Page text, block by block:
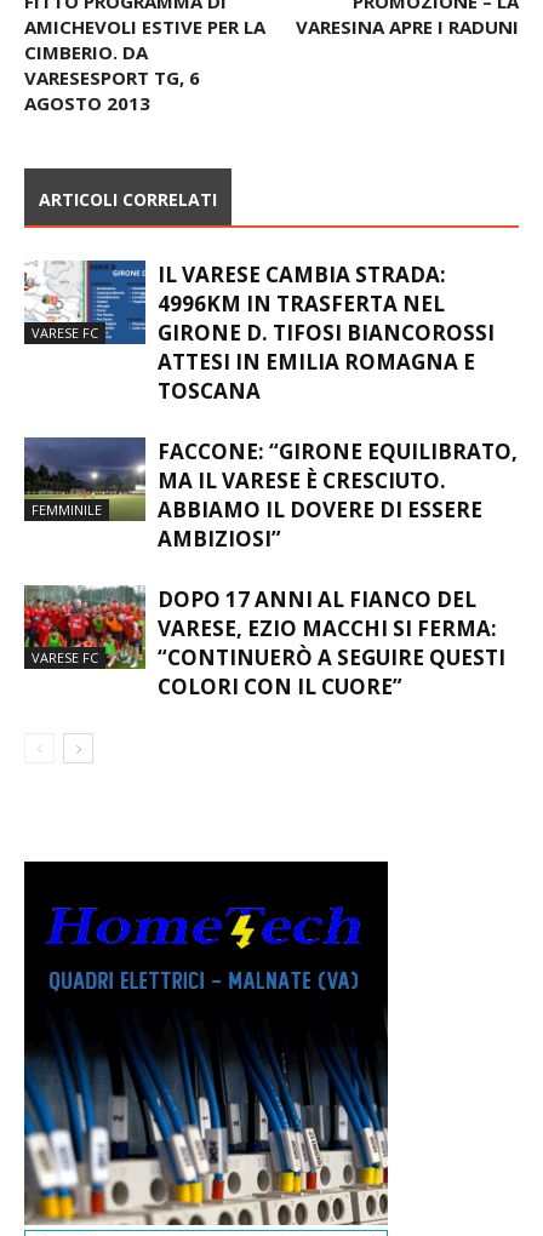
AMICHEVOLI ESTIVE PER LA
CIMBERIO. DA
VARESESPORT TG, 6
AGOSTO 2013
VARESINA APRE I RADUNI
ARTICOLI CORRELATI
VARESE FC
IL VARESE CAMBIA STRADA:
4996KM IN TRASFERTA NEL
GIRONE D. TIFOSI BIANCOROSSI
ATTESI IN EMILIA ROMAGNA E
TOSCANA
FEMMINILE
FACCONE: “GIRONE EQUILIBRATO,
MA IL VARESE È CRESCIUTO.
ABBIAMO IL DOVERE DI ESSERE
AMBIZIOSI”
VARESE FC
DOPO 17 ANNI AL FIANCO DEL
VARESE, EZIO MACCHI SI FERMA:
“CONTINUERÒ A SEGUIRE QUESTI
COLORI CON IL CUORE”